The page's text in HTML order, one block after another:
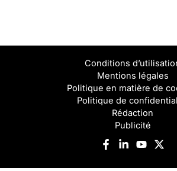
Conditions
Mentions légales
Politique en matière de
Politique de
Rédaction
Publicité